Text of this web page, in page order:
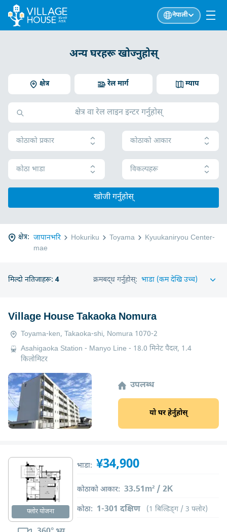
नेपाली
अन्य घरहरू खोज्नुहोस्
क्षेत्र म्याप
रेल मार्ग
कोठाको प्रकार कोठाको आकार
कोठा भाडा विकल्पहरू
खोजी गर्नुहोस्
क्षेत्र: जापानभरि Hokuriku Toyama
Kyuukaniryou Center-
mae
मिल्दो नतिजाहरू: 4 क्रमबद्ध गर्नुहोस्:
Village House Takaoka Nomura
Toyama-ken, Takaoka-shi, Nomura 1070-2
Asahigaoka Station - Manyo Line - 18.0 मिनेट पैदल, 1.4
किलोमिटर
उपलब्ध
यो घर हेर्नुहोस्
फ्लोर योजना
भाडा: ¥34,900
कोठाको आकार: 33.51m² / 2K
कोठा: 1-301 दक्षिण (1 बिल्डिङ्ग / 3 फ्लोर)